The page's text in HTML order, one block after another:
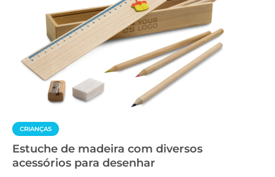
CRIANÇAS
Estuche de madeira com diversos
acessórios para desenhar